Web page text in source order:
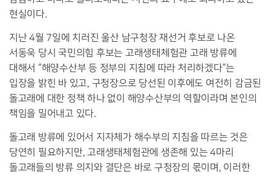
현실이다.
지난 4월 7일에 치러진 울산 남구청장 재선거 후보로 나온
서동욱 당시 국민의힘 후보는 고래생태체험관 고래 방류에
대해서 “해양수산부 등 정부의 지침에 따라 처리하겠다”는
입장을 밝힌 바 있고, 구청장으로 당선된 이후에도 여전히 감금된
돌고래에 대한 정책 하나 없이 해양수산부의 역할이라며 본인의
책임을 밀어내고 있다.
돌고래 방류에 있어서 지자체가 해수부의 지침을 따르는 것은
당연히 필요하지만, 고래생태체험관에 생존해 있는 4마리
돌고래들의 방류 의지와 결단은 바로 구청장의 몫이며, 이러한